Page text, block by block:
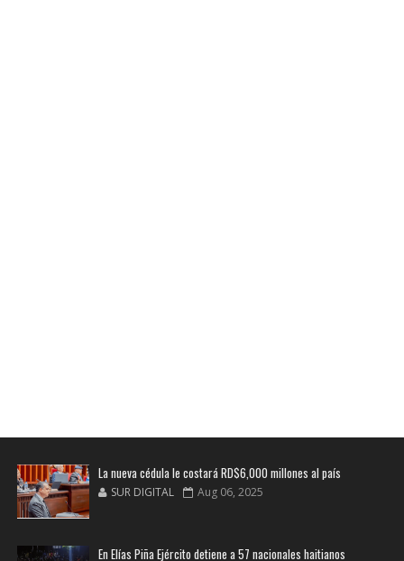
La nueva cédula le costará RD$6,000 millones al país
SUR DIGITAL Aug 06, 2025
En Elías Piña Ejército detiene a 57 nacionales haitianos